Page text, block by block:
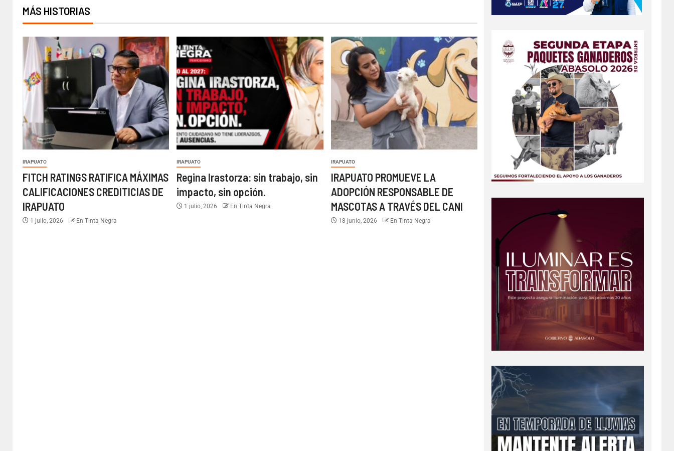
MÁS HISTORIAS
IRAPUATO
FITCH RATINGS RATIFICA MÁXIMAS
CALIFICACIONES CREDITICIAS DE
IRAPUATO
1 julio, 2026 En Tinta Negra
IRAPUATO
Regina Irastorza: sin trabajo, sin
impacto, sin opción.
1 julio, 2026 En Tinta Negra
IRAPUATO
IRAPUATO PROMUEVE LA
ADOPCIÓN RESPONSABLE DE
MASCOTAS A TRAVÉS DEL CANI
18 junio, 2026 En Tinta Negra